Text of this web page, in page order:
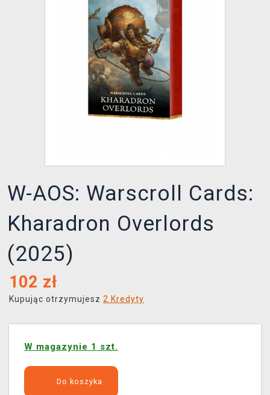
W-AOS: Warscroll Cards:
Kharadron Overlords
(2025)
102 zł
Kupując otrzymujesz 2 Kredyty
W magazynie 1 szt.
Do koszyka